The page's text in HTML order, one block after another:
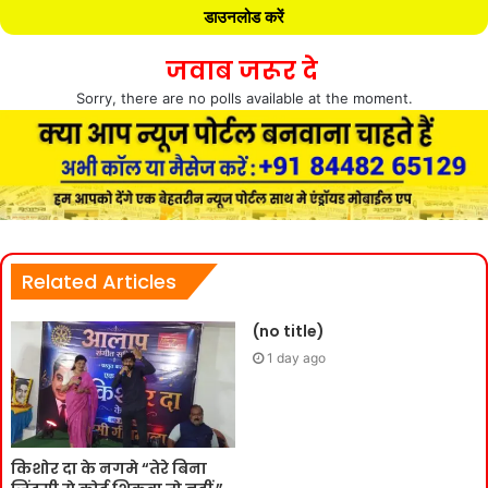
डाउनलोड करें
जवाब जरूर दे
Sorry, there are no polls available at the moment.
Related Articles
किशोर दा के नगमे “तेरे बिना
(no title)
1 day ago